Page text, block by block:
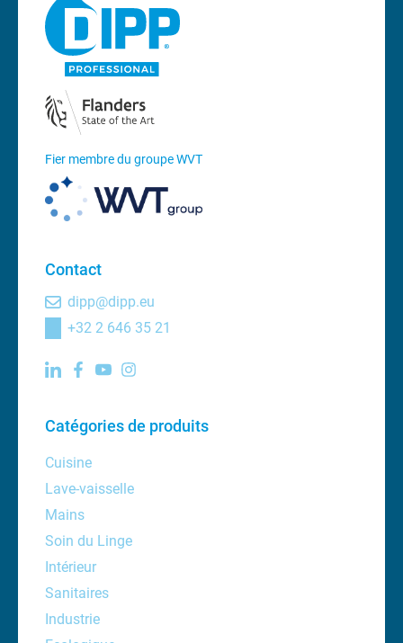
Fier membre du groupe WVT
Contact
dipp@dipp.eu
+32 2 646 35 21
Catégories de produits
Cuisine
Lave-vaisselle
Mains
Soin du Linge
Intérieur
Sanitaires
Industrie